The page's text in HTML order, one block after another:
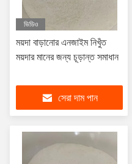
ভিডিও
ময়দা বাড়ানোর এনজাইম নিখুঁত
ময়দার মানের জন্য চূড়ান্ত সমাধান
সেরা দাম পান